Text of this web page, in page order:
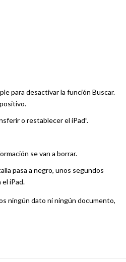
para desactivar la función Buscar.
o restablecer el iPad”.
se van a borrar.
pasa a negro, unos segundos
iPad.
ningún dato ni ningún documento,